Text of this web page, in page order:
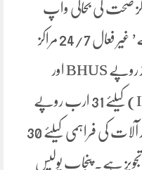
پنجاب بھر میں 24/7 مراکز صحت کی بحالی واپ
گریڈیشن کیلئے 54 ارب 46کروڑ روپے’ غیر فعال 24/7 مراکز
صحت کی بحالی کیلئے 49ارب 37کروڑ روپے BHUS اور
RHCS میں آلات کی فراہمی (فیزII) کیلئے 31 ارب روپے
ترجیحی مراکز صحت کی اپ گریڈیشن اور آلات کی فراہمی کیلئے 30
تجویز ہے۔ پنجاب پولیس